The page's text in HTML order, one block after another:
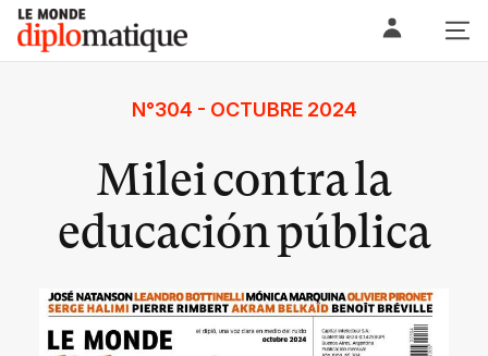
Skip
content
Le monde diplomatique
N°304 - OCTUBRE 2024
Milei contra la
educación pública